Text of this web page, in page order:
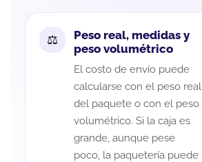
Peso real, medidas y
peso volumétrico
El costo de envío puede
calcularse con el peso real
del paquete o con el peso
volumétrico. Si la caja es
grande, aunque pese
poco, la paquetería puede